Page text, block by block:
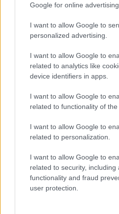
Google for online
I want to allow Google to
personalized advertising.
I want to allow Google to
related to analytics like
device identifiers in apps.
I want to allow Google to
related to functionality of the
I want to allow Google to
related to personalization.
I want to allow Google to
related to security, including
functionality and fraud
user protection.
„A női
férfifantázia”
– hangzik el Antonio
miután megtudja, hogy a
hanem a fiatal
Dickinson) volt képes
Romy ugyanis azt
alárendelt helyzetbe
ennek megélésére
„tradicionális”
a BDSM világába kellene